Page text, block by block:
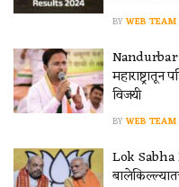
BYWEB TEAM
विजयी
BYWEB TEAM
Lok Sabha